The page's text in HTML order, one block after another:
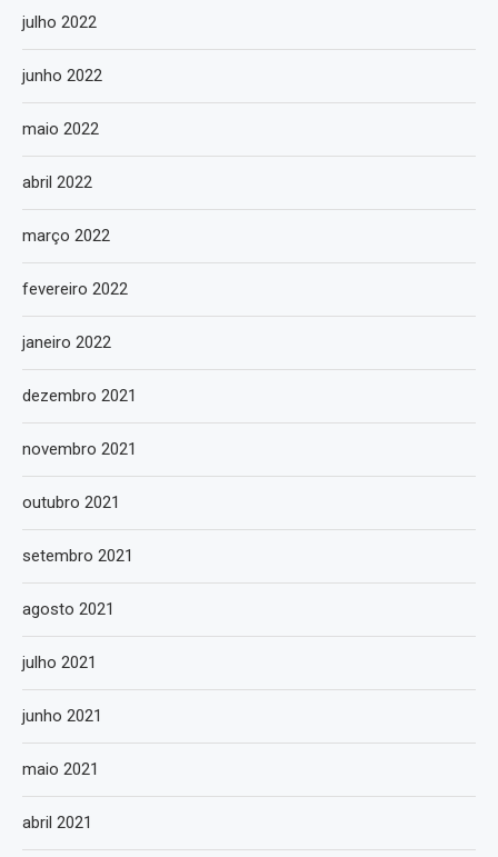
julho 2022
junho 2022
maio 2022
abril 2022
março 2022
fevereiro 2022
janeiro 2022
dezembro 2021
novembro 2021
outubro 2021
setembro 2021
agosto 2021
julho 2021
junho 2021
maio 2021
abril 2021